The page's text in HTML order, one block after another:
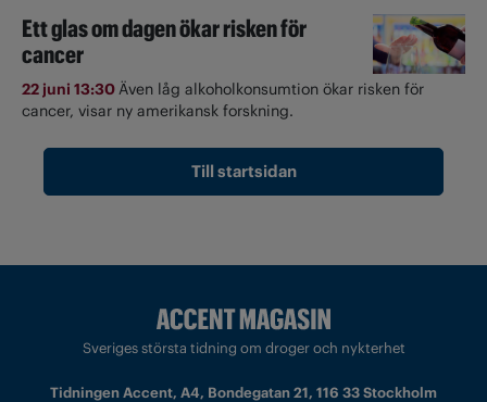
Ett glas om dagen ökar risken för
cancer
22 juni 13:30Även låg alkoholkonsumtion ökar risken för
cancer, visar ny amerikansk forskning.
Till startsidan
Sveriges största tidning om droger och nykterhet
Tidningen Accent, A4, Bondegatan 21, 116 33 Stockholm